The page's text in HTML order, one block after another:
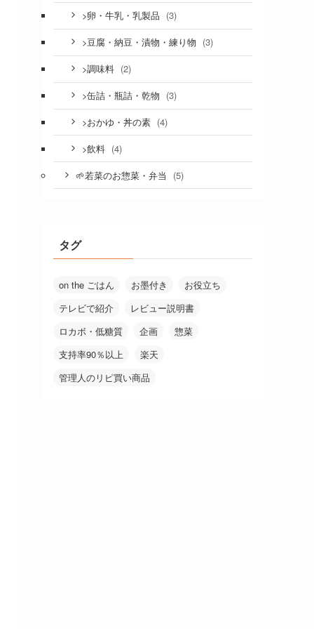
>卵・牛乳・乳製品 (3)
>豆腐・納豆・漬物・練り物 (3)
>調味料 (2)
>缶詰・瓶詰・乾物 (3)
>おかゆ・丼の素 (4)
>飲料 (4)
🌱若菜のお惣菜・弁当 (5)
タグ
on the ごはん お墨付き
お役立ち
テレビで紹介
レビュー説明書
ロカボ・低糖質
企画
惣菜
支持率90％以上
楽天
管理人のリピ買い商品